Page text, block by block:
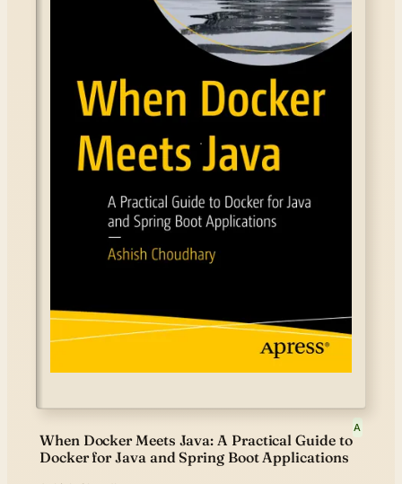
When Docker Meets Java: A Practical Guide to
Docker for Java and Spring Boot Applications
A